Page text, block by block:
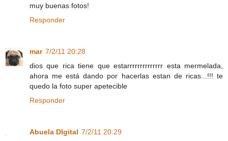
muy buenas fotos!
Responder
mar 7/2/11 20:28
dios que rica tiene que estarrrrrrrrrrrrrr esta mermelada,
ahora me está dando por hacerlas estan de ricas...!!! te
quedo la foto super apetecible
Responder
Abuela DIgital 7/2/11 20:29